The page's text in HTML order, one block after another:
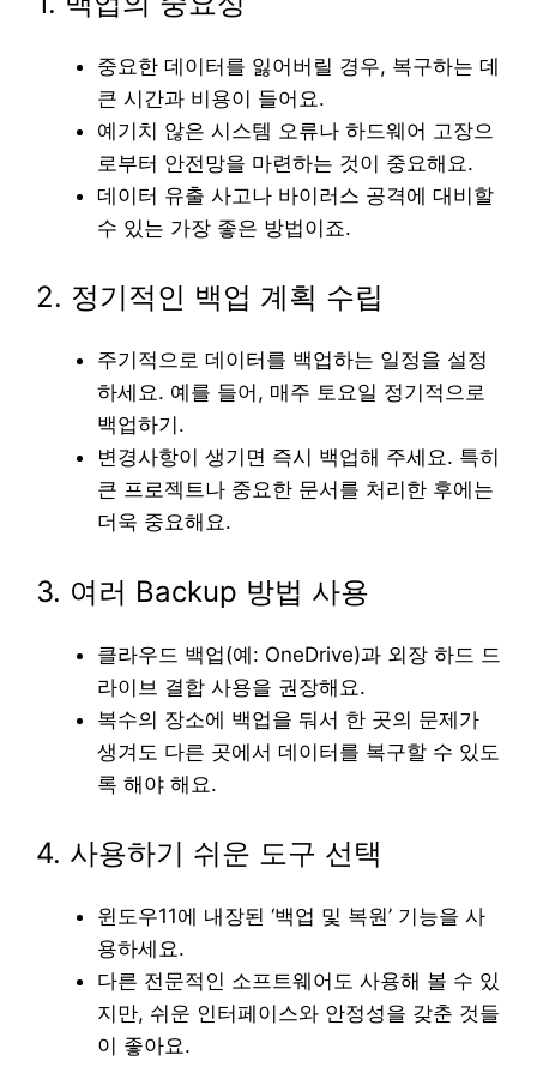
중요한 데이터를 잃어버릴 경우, 복구하는 데
큰 시간과 비용이 들어요.
예기치 않은 시스템 오류나 하드웨어 고장으
로부터 안전망을 마련하는 것이 중요해요.
데이터 유출 사고나 바이러스 공격에 대비할
수 있는 가장 좋은 방법이죠.
2. 정기적인 백업 계획 수립
주기적으로 데이터를 백업하는 일정을 설정
하세요. 예를 들어, 매주 토요일 정기적으로
백업하기.
변경사항이 생기면 즉시 백업해 주세요. 특히
큰 프로젝트나 중요한 문서를 처리한 후에는
더욱 중요해요.
3. 여러 Backup 방법 사용
클라우드 백업(예: OneDrive)과 외장 하드 드
라이브 결합 사용을 권장해요.
복수의 장소에 백업을 둬서 한 곳의 문제가
생겨도 다른 곳에서 데이터를 복구할 수 있도
록 해야 해요.
4. 사용하기 쉬운 도구 선택
윈도우11에 내장된 ‘백업 및 복원’ 기능을 사
용하세요.
다른 전문적인 소프트웨어도 사용해 볼 수 있
지만, 쉬운 인터페이스와 안정성을 갖춘 것들
이 좋아요.